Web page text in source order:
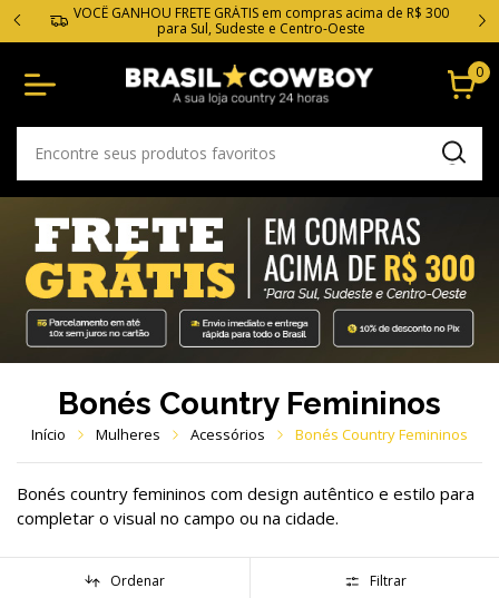
VOCÊ GANHOU FRETE GRÁTIS em compras acima de R$ 300
para Sul, Sudeste e Centro-Oeste
0
Bonés Country Femininos
Início Mulheres Acessórios Bonés Country Femininos
Bonés country femininos com design autêntico e estilo para
completar o visual no campo ou na cidade.
Ordenar Filtrar